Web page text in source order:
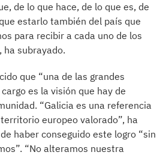
de lo que hace, de lo que es, de
estarlo también del país que
para recibir a cada uno de los
ha subrayado.
que “una de las grandes
es la visión que hay de
“Galicia es una referencia
europeo valorado”, ha
haber conseguido este logro “sin
“No alteramos nuestra